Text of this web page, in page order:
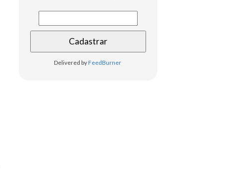
Delivered byFeedBurner